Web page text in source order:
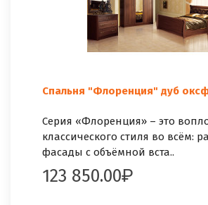
Спальня "Флоренция" дуб
Серия «Флоренция» – это
классического стиля во всём:
фасады с объёмной вста..
123 850.00